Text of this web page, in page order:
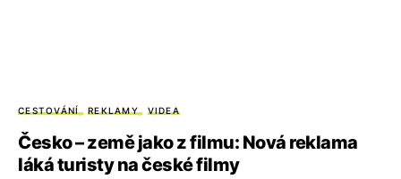
CESTOVÁNÍ REKLAMY VIDEA
Česko – země jako z filmu: Nová reklama
láká turisty na české filmy